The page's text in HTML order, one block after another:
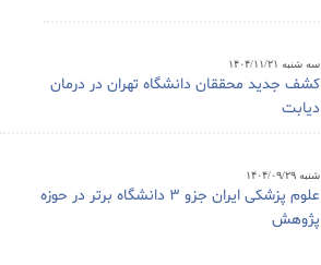
سه شنبه ۱۴۰۴/۱۱/۲۱
کشف جدید محققان دانشگاه تهران در درمان
دیابت
شنبه ۱۴۰۴/۰۹/۲۹
علوم پزشکی ایران جزو ۳ دانشگاه برتر در حوزه
پژوهش